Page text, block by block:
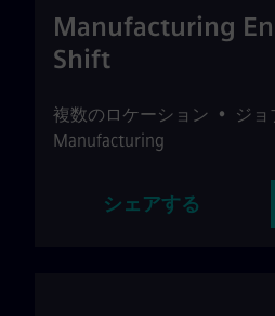
Manufacturing
Shift
複数のロケーション • ジョ
Manufacturing
シェアする